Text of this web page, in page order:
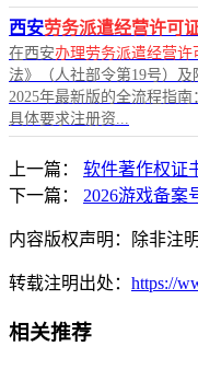
西安劳务派遣经营许可
在西安办理劳务派遣经营许
法》（人社部令第19号）
2025年最新版的全流程指
具体要求注册资...
上一篇：
软件著作权证
下一篇：
2026游戏备案
内容版权声明：除非注
转载注明出处： https://
相关推荐